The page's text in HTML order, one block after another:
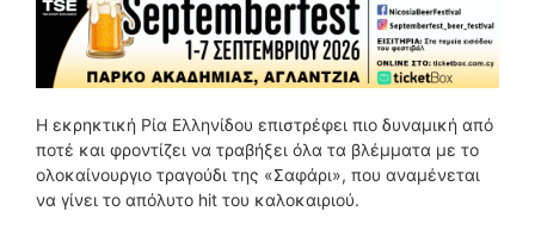
Η εκρηκτική Ρία Ελληνίδου επιστρέφει πιο δυναμική από
ποτέ και φροντίζει να τραβήξει όλα τα βλέμματα με το
ολοκαίνουργιο τραγούδι της «Σαφάρι», που αναμένεται
να γίνει το απόλυτο hit του καλοκαιριού.